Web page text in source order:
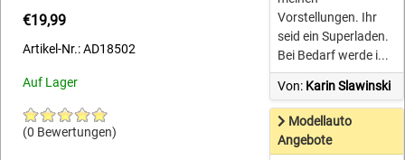
€19,99
Artikel-Nr.: AD18502
Auf Lager
(0 Bewertungen)
Vorstellungen. Ihr
seid ein Superladen.
Bei Bedarf werde i...
Von: Karin Slawinski
Modellauto
Angebote